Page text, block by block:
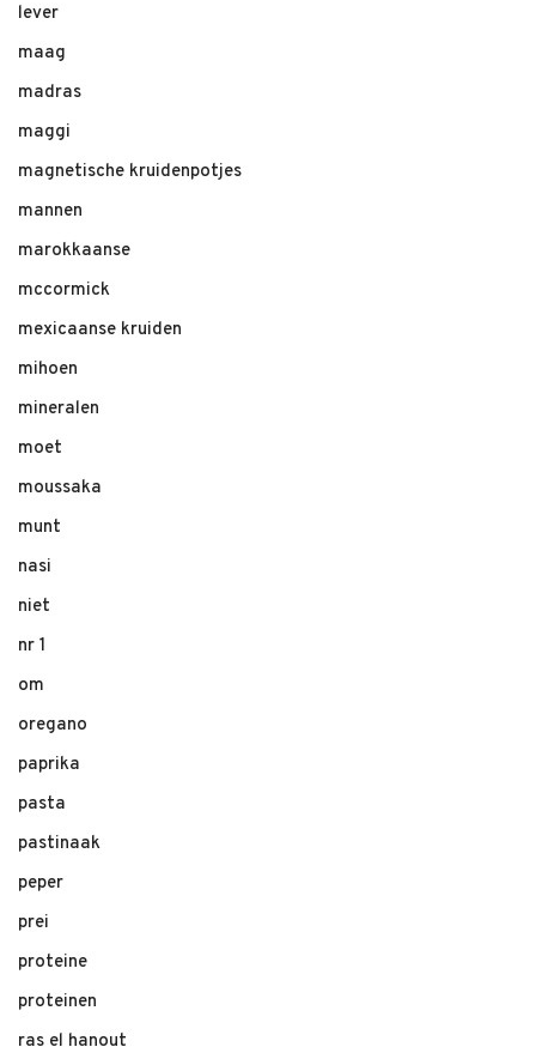
lever
maag
madras
maggi
magnetische kruidenpotjes
mannen
marokkaanse
mccormick
mexicaanse kruiden
mihoen
mineralen
moet
moussaka
munt
nasi
niet
nr 1
om
oregano
paprika
pasta
pastinaak
peper
prei
proteine
proteinen
ras el hanout